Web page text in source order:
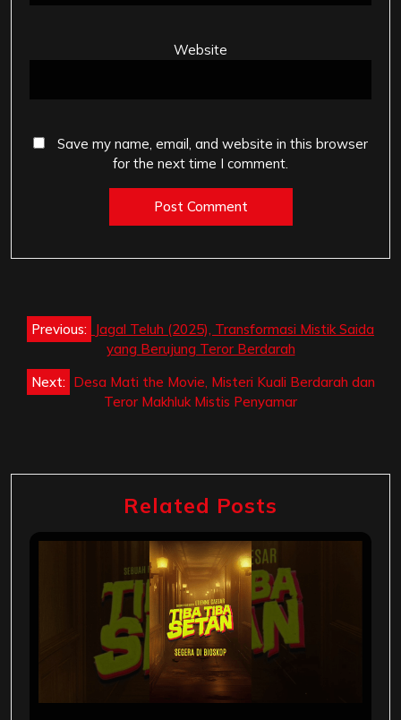
Website
Save my name, email, and website in this browser
for the next time I comment.
Post
navigation
Previous:
Jagal Teluh (2025), Transformasi Mistik Saida
yang Berujung Teror Berdarah
Next: Desa Mati the Movie, Misteri Kuali Berdarah dan
Teror Makhluk Mistis Penyamar
Related Posts